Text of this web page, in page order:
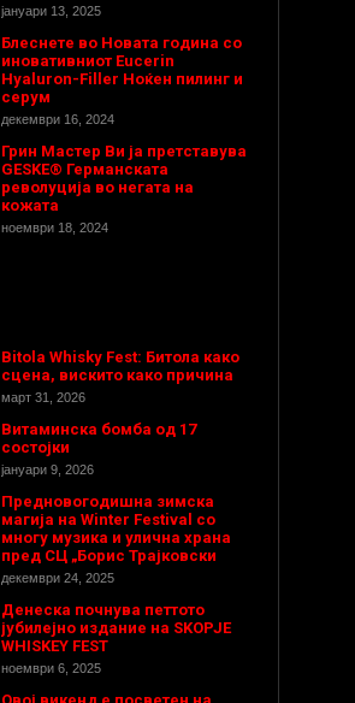
јануари 13, 2025
Блеснете во Новата година со
иновативниот Eucerin
Hyaluron-Filler Ноќен пилинг и
серум
декември 16, 2024
Грин Мастер Ви ја претставува
GESKE® Германската
револуција во негата на
кожата
ноември 18, 2024
Bitola Whisky Fest: Битола како
сцена, вискито како причина
март 31, 2026
Витаминска бомба од 17
состојки
јануари 9, 2026
Предновогодишнa зимска
магија на Winter Festival со
многу музика и улична храна
пред СЦ „Борис Трајковски
декември 24, 2025
Денеска почнува петтото
јубилејно издание на SKOPJE
WHISKEY FEST
ноември 6, 2025